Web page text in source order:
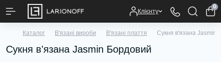
Клієнту
0
Каталог В'язані вироби В'язані плаття Сукня в'язана Jasmin
Сукня в'язана Jasmin Бордовий